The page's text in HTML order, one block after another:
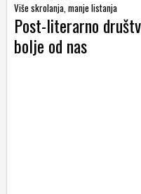
Više skrolanja, manje listanja
Post-literarno
bolje od nas